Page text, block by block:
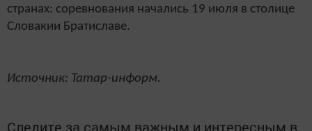
странах: соревнования начались 19 июля в столице
Словакии Братиславе.
Источник: Татар-информ.
Следите за самым важным и интересным в